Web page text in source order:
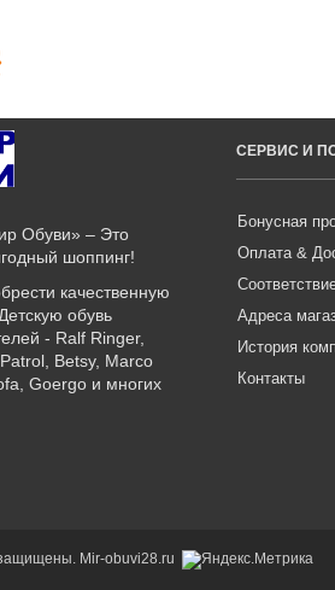
Обуви» – Это
шоппинг!
качественную
обувь
- Ralf Ringer,
Betsy, Marco
Goergo и многих
СЕРВИС И
Бонусная
Оплата &
Адреса
История
Контакты
Mir-obuvi28.ru